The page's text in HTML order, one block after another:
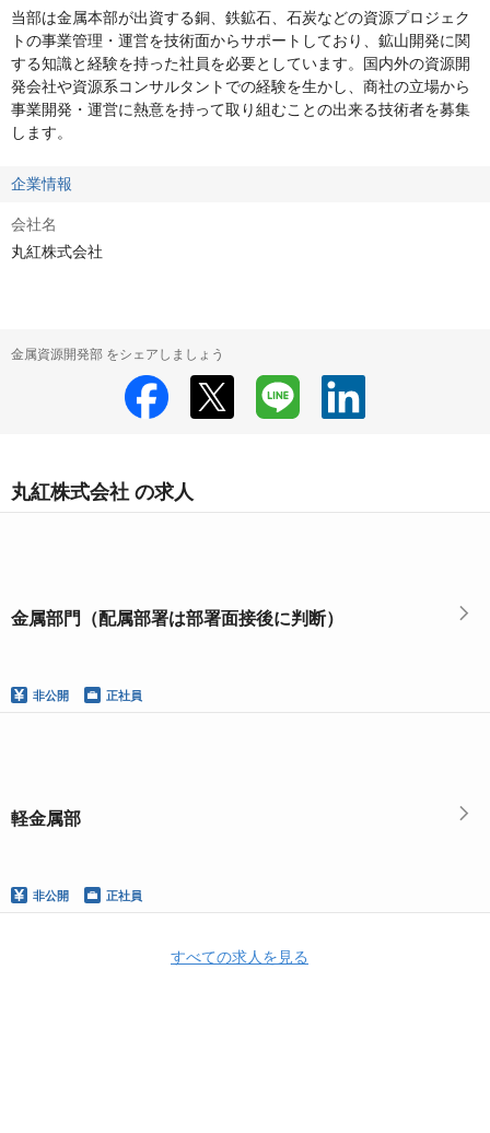
当部は金属本部が出資する銅、鉄鉱石、石炭などの資源プロジェク
トの事業管理・運営を技術面からサポートしており、鉱山開発に関
する知識と経験を持った社員を必要としています。国内外の資源開
発会社や資源系コンサルタントでの経験を生かし、商社の立場から
事業開発・運営に熱意を持って取り組むことの出来る技術者を募集
します。
企業情報
会社名
丸紅株式会社
金属資源開発部 をシェアしましょう
丸紅株式会社 の求人
金属部門（配属部署は部署面接後に判断）
非公開 正社員
軽金属部
非公開 正社員
すべての求人を見る